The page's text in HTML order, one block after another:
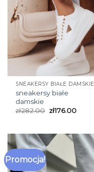
SNEAKERSY BIAŁE DAMSKIE
sneakersy białe
damskie
zł282.00 zł176.00
Promocja!